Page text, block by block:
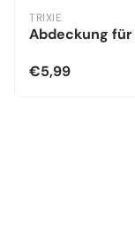
TRIXIE
Abdeckung
€5,99